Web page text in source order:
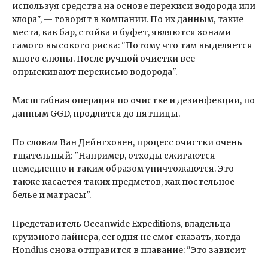
используя средства на основе перекиси водорода или
хлора", — говорят в компании. По их данным, такие
места, как бар, стойка и буфет, являются зонами
самого высокого риска: "Потому что там выделяется
много слюны. После ручной очистки все
опрыскивают перекисью водорода".
Масштабная операция по очистке и дезинфекции, по
данным GGD, продлится до пятницы.
По словам Ван Дейнгховен, процесс очистки очень
тщательный: "Например, отходы сжигаются
немедленно и таким образом уничтожаются. Это
также касается таких предметов, как постельное
белье и матрасы".
Представитель Oceanwide Expeditions, владельца
круизного лайнера, сегодня не смог сказать, когда
Hondius снова отправится в плавание: "Это зависит